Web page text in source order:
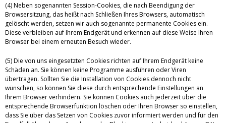
(4) Neben sogenannten Session-Cookies, die nach Beendigung der
Browsersitzung, das heißt nach Schließen Ihres Browsers, automatisch
gelöscht werden, setzen wir auch sogenannte permanente Cookies ein.
Diese verbleiben auf Ihrem Endgerät und erkennen auf diese Weise Ihren
Browser bei einem erneuten Besuch wieder.
(5) Die von uns eingesetzten Cookies richten auf Ihrem Endgerät keine
Schäden an. Sie können keine Programme ausführen oder Viren
übertragen. Sollten Sie die Installation von Cookies dennoch nicht
wünschen, so können Sie diese durch entsprechende Einstellungen an
Ihrem Browser verhindern. Sie können Cookies auch jederzeit über die
entsprechende Browserfunktion löschen oder Ihren Browser so einstellen,
dass Sie über das Setzen von Cookies zuvor informiert werden und für den